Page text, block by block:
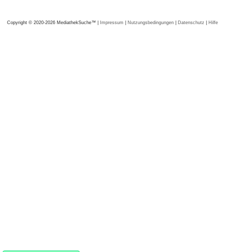
Copyright © 2020-2026 MediathekSuche™ | Impressum | Nutzungsbedingungen | Datenschutz | Hilfe